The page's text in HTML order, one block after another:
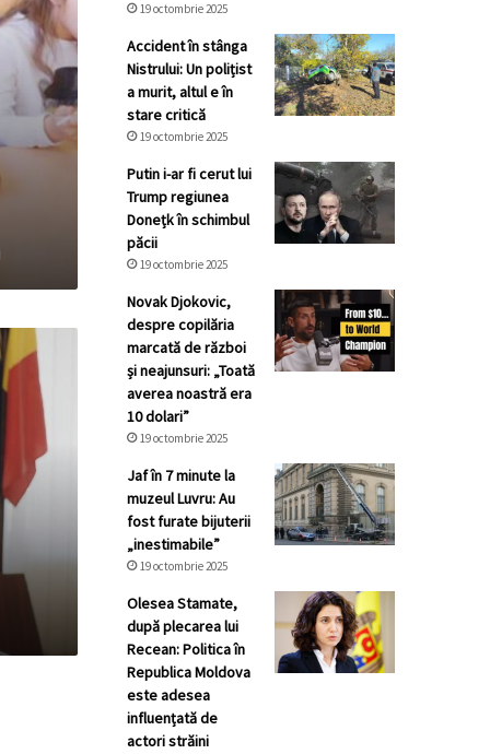
19 octombrie 2025
Accident în stânga
Nistrului: Un polițist
a murit, altul e în
stare critică
19 octombrie 2025
Putin i-ar fi cerut lui
Trump regiunea
Donețk în schimbul
păcii
19 octombrie 2025
Novak Djokovic,
despre copilăria
marcată de război
și neajunsuri: „Toată
averea noastră era
10 dolari”
19 octombrie 2025
Jaf în 7 minute la
muzeul Luvru: Au
fost furate bijuterii
„inestimabile”
19 octombrie 2025
Olesea Stamate,
după plecarea lui
Recean: Politica în
Republica Moldova
este adesea
influențată de
actori străini